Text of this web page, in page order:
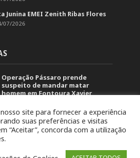
Junina EMEI Zenith Ribas Flores
07/2026
Operação Pássaro prende
suspeito de mandar matar
homem em Fontoura Xavier
Retorno no acesso a Arvorezinha
permanece bloqueado na BR-386
até domingo (26)
1.822
19ª Ronda Crioula do Piquete
Cambará é lançada na
site para fornecer a experiência
suas preferências e visitas
“Aceitar”, concorda com a utilização